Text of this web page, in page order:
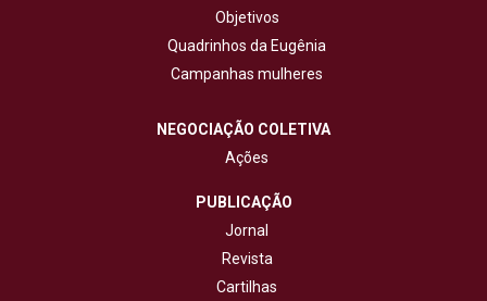
Objetivos
Quadrinhos da Eugênia
Campanhas mulheres
NEGOCIAÇÃO COLETIVA
Ações
PUBLICAÇÃO
Jornal
Revista
Cartilhas